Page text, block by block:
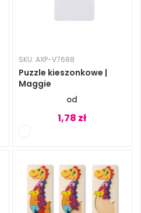
SKU: AXP-V7688
Puzzle kieszonkowe |
Maggie
1,78 zł